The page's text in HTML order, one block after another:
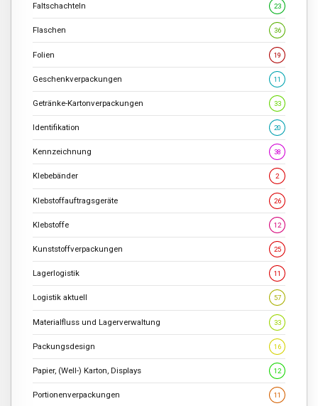
Faltschachteln 23
Flaschen 36
Folien 19
Geschenkverpackungen 11
Getränke-Kartonverpackungen 33
Identifikation 20
Kennzeichnung 38
Klebebänder 2
Klebstoffauftragsgeräte 26
Klebstoffe 12
Kunststoffverpackungen 25
Lagerlogistik 11
Logistik aktuell 57
Materialfluss und Lagerverwaltung 33
Packungsdesign 16
Papier, (Well-) Karton, Displays 12
Portionenverpackungen 11